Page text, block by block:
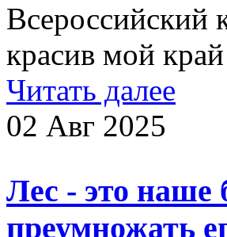
Всероссийский
красив мой
Читать далее
02 Авг 2025
Лес - это наше
преумножать